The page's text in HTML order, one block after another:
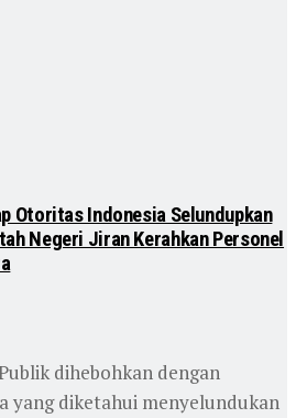
Otoritas Indonesia Selundupkan
Negeri Jiran Kerahkan Personel
dihebohkan dengan
yang diketahui menyelundukan